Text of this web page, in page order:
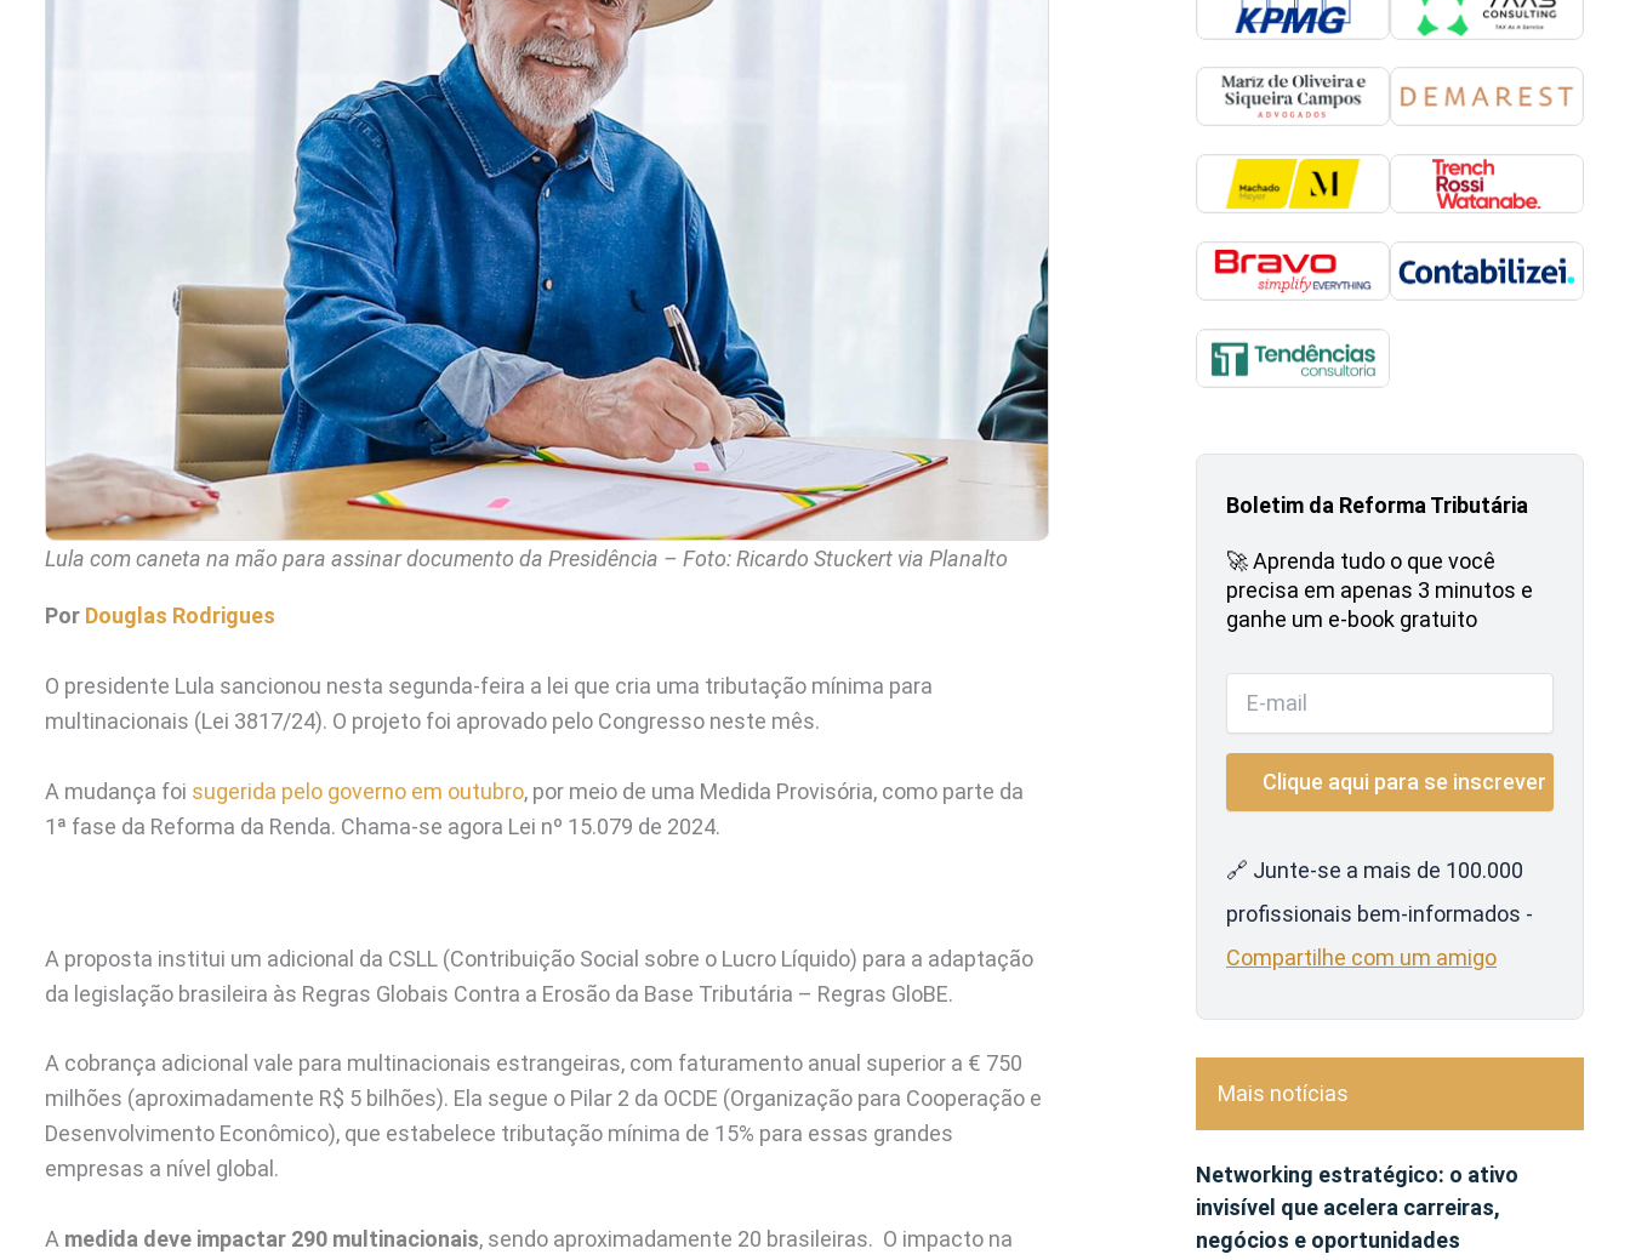
Lula com caneta na mão para assinar documento da Presidência – Foto: Ricardo Stuckert via Planalto
Por Douglas Rodrigues
O presidente Lula sancionou nesta segunda-feira a lei que cria uma tributação mínima para
multinacionais (Lei 3817/24). O projeto foi aprovado pelo Congresso neste mês.
A mudança foi sugerida pelo governo em outubro, por meio de uma Medida Provisória, como parte da
1ª fase da Reforma da Renda. Chama-se agora Lei nº 15.079 de 2024.
A proposta institui um adicional da CSLL (Contribuição Social sobre o Lucro Líquido) para a adaptação
da legislação brasileira às Regras Globais Contra a Erosão da Base Tributária – Regras GloBE.
A cobrança adicional vale para multinacionais estrangeiras, com faturamento anual superior a € 750
milhões (aproximadamente R$ 5 bilhões). Ela segue o Pilar 2 da OCDE (Organização para Cooperação e
Desenvolvimento Econômico), que estabelece tributação mínima de 15% para essas grandes
empresas a nível global.
A medida deve impactar 290 multinacionais, sendo aproximadamente 20 brasileiras. O impacto na
Boletim da Reforma Tributária
🚀 Aprenda tudo o que você
precisa em apenas 3 minutos e
ganhe um e-book gratuito
🔗 Junte-se a mais de 100.000
profissionais bem-informados -
Compartilhe com um amigo
Mais notícias
Networking estratégico: o ativo
invisível que acelera carreiras,
negócios e oportunidades